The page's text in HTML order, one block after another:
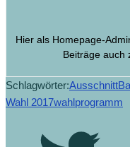
Hier als Homepage-
Beiträge auch
Schlagwörter:Ausschnitt
Wahl 2017wahlprogramm